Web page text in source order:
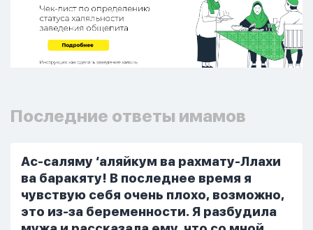
Последние ответы имамов
Ас-саляму ‘аляйкум ва рахмату-Ллахи
ва баракяту! В последнее время я
чувствую себя очень плохо, возможно,
это из-за беременности. Я разбудила